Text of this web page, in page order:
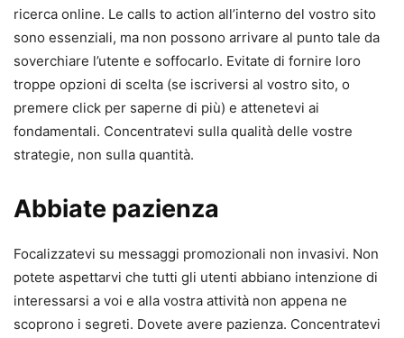
ricerca online. Le calls to action all’interno del vostro sito
sono essenziali, ma non possono arrivare al punto tale da
soverchiare l’utente e soffocarlo. Evitate di fornire loro
troppe opzioni di scelta (se iscriversi al vostro sito, o
premere click per saperne di più) e attenetevi ai
fondamentali. Concentratevi sulla qualità delle vostre
strategie, non sulla quantità.
Abbiate pazienza
Focalizzatevi su messaggi promozionali non invasivi. Non
potete aspettarvi che tutti gli utenti abbiano intenzione di
interessarsi a voi e alla vostra attività non appena ne
scoprono i segreti. Dovete avere pazienza. Concentratevi